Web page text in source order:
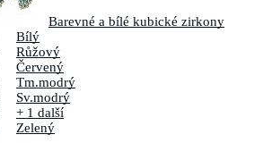
Barevné a bílé kubické zirkony
Bílý
Růžový
Červený
Tm.modrý
Sv.modrý
+ 1 další
Zelený